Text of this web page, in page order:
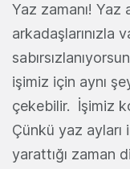
Yaz zamanı! Yaz
arkadaşlarınızla
işimiz için aynı
çekebilir. İşimiz
Çünkü yaz ayları
yarattığı zaman